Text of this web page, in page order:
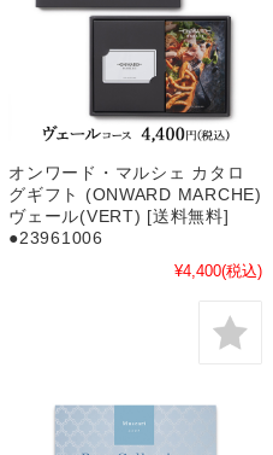
オンワード・マルシェ カタロ
グギフト (ONWARD MARCHE)
ヴェール(VERT) [送料無料]
●23961006
¥4,400(税込)